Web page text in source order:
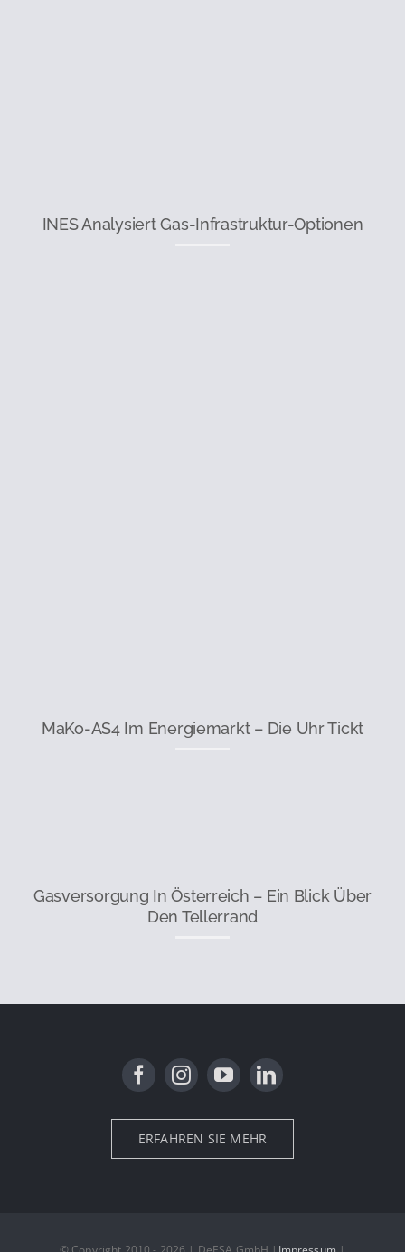
INES Analysiert Gas-Infrastruktur-Optionen
MaKo-AS4 Im Energiemarkt – Die Uhr Tickt
Gasversorgung In Österreich – Ein Blick Über
Den Tellerrand
ERFAHREN SIE MEHR